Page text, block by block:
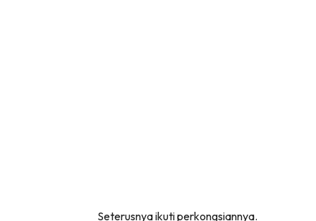
Seterusnya ikuti perkongsiannya.